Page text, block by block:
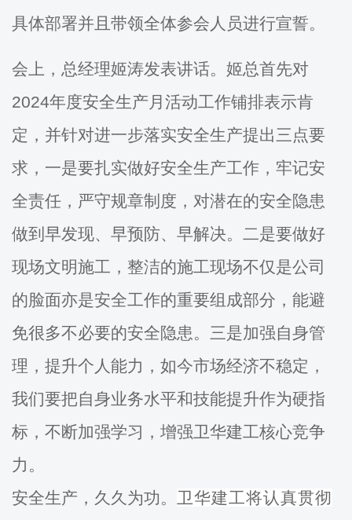
具体部署并且 带领全体参会人员进行宣誓 。
会上，总经理姬涛发表讲话。姬总首先对
2024年度安全生产月活动工作铺排表示肯
定，并针对进一步落实安全生产提出三点要
求，一是要扎实做好安全生产工作，牢记安
全责任，严守规章制度，对潜在的安全隐患
做到早发现、早预防、早解决。二是要做好
现场文明施工，整洁的施工现场不仅是公司
的脸面亦是安全工作的重要组成部分，能避
免很多不必要的安全隐患。三是加强自身管
理，提升个人能力，如今市场经济不稳定，
我们要把自身业务水平和技能提升作为硬指
标，不断加强学习，增强卫华建工核心竞争
力。
安全生产，久久为功。 卫华建工将认真贯彻